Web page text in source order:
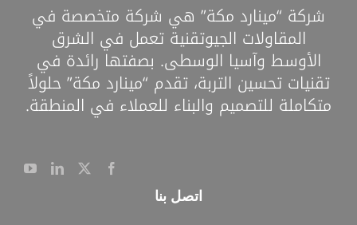
شركة “مينارد مكة” هي شركة متخصصة في
المقاولات الجيوتقنية تعمل في الشرق
الأوسط وآسيا الوسطى. بصفتها رائدة في
تقنيات تحسين التربة، تقدم “مينارد مكة” حلولاً
متكاملة للتصميم والبناء للعملاء في المنطقة.
اتصل بنا